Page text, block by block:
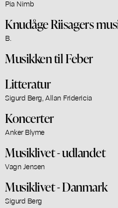
Pia Nimb
Knudåge Riisagers
B.
Musikken til Feber
Litteratur
Sigurd Berg, Allan Fridericia
Koncerter
Anker Blyme
Musiklivet - udlandet
Vagn Jensen
Musiklivet - Danmark
Sigurd Berg